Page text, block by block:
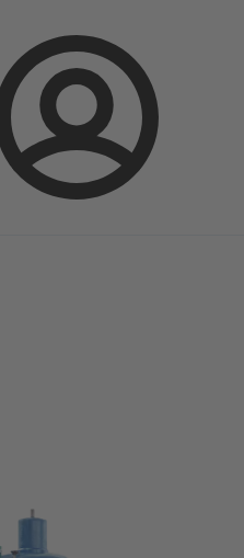
Connexion
MIL 78000